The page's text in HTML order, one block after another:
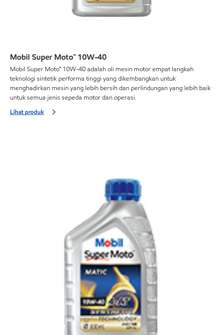
Mobil Super Moto™ 10W-40
Mobil Super Moto™ 10W-40 adalah oli mesin motor empat langkah
teknologi sintetik performa tinggi yang dikembangkan untuk
menghadirkan mesin yang lebih bersih dan perlindungan yang lebih baik
untuk semua jenis sepeda motor dan operasi.
Lihat produk